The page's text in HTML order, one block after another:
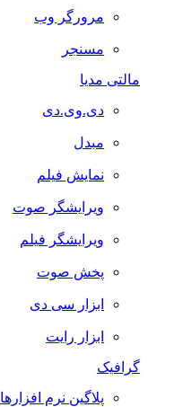
مرورگر وب
مسنجر
مالتی مدیا
دی.وی.دی
مبدل
نمایش فیلم
ویرایشگر صوت
ویرایشگر فیلم
پخش صوت
ابزار سی دی
ابزار رایت
گرافیک
پلاگین نرم افزارها